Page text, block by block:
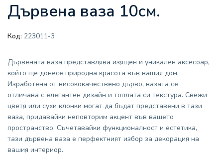
Дървена ваза 10см.
Код: 223011-3
Дървената ваза представлява изящен и уникален аксесоар,
който ще донесе природна красота във вашия дом.
Изработена от висококачествено дърво, вазата се
отличава с елегантен дизайн и топлата си текстура. Свежи
цветя или сухи клонки могат да бъдат представени в тази
ваза, придавайки неповторим акцент във вашето
пространство. Съчетавайки функционалност и естетика,
тази дървена ваза е перфектният избор за декорация на
вашия интериор.